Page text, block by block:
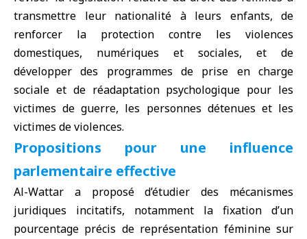
transmettre leur nationalité à leurs enfants, de
renforcer la protection contre les violences
domestiques, numériques et sociales, et de
développer des programmes de prise en charge
sociale et de réadaptation psychologique pour les
victimes de guerre, les personnes détenues et les
victimes de violences.
Propositions pour une influence
parlementaire effective
Al-Wattar a proposé d’étudier des mécanismes
juridiques incitatifs, notamment la fixation d’un
pourcentage précis de représentation féminine sur